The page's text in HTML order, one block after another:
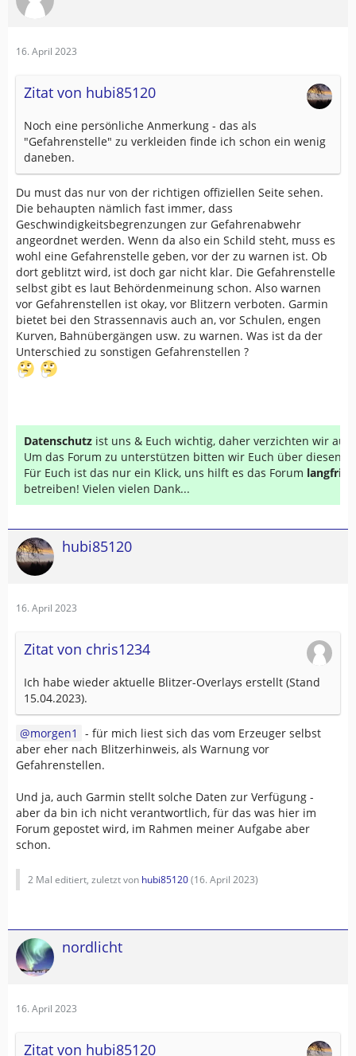
16. April 2023
Zitat von hubi85120
Noch eine persönliche Anmerkung - das als
"Gefahrenstelle" zu verkleiden finde ich schon ein wenig
daneben.
Du must das nur von der richtigen offiziellen Seite sehen.
Die behaupten nämlich fast immer, dass
Geschwindigkeitsbegrenzungen zur Gefahrenabwehr
angeordnet werden. Wenn da also ein Schild steht, muss es
wohl eine Gefahrenstelle geben, vor der zu warnen ist. Ob
dort geblitzt wird, ist doch gar nicht klar. Die Gefahrenstelle
selbst gibt es laut Behördenmeinung schon. Also warnen
vor Gefahrenstellen ist okay, vor Blitzern verboten. Garmin
bietet bei den Strassennavis auch an, vor Schulen, engen
Kurven, Bahnübergängen usw. zu warnen. Was ist da der
Unterschied zu sonstigen Gefahrenstellen ?
Datenschutz ist uns & Euch wichtig, daher verzichten wir auf
Um das Forum zu unterstützen bitten wir Euch über diesen
Für Euch ist das nur ein Klick, uns hilft es das Forum
betreiben! Vielen vielen Dank...
hubi85120
16. April 2023
Zitat von chris1234
Ich habe wieder aktuelle Blitzer-Overlays erstellt (Stand
15.04.2023).
morgen1
- für mich liest sich das vom Erzeuger selbst
aber eher nach Blitzerhinweis, als Warnung vor
Gefahrenstellen.
Und ja, auch Garmin stellt solche Daten zur Verfügung -
aber da bin ich nicht verantwortlich, für das was hier im
Forum gepostet wird, im Rahmen meiner Aufgabe aber
schon.
2 Mal editiert, zuletzt von hubi85120(16. April 2023)
nordlicht
16. April 2023
Zitat von hubi85120